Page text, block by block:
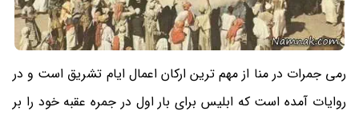
رمی جمرات در منا از مهم ترین ارکان اعمال ایام تشریق است و در
روایات آمده است که ابلیس برای بار اول در جمره عقبه خود را بر